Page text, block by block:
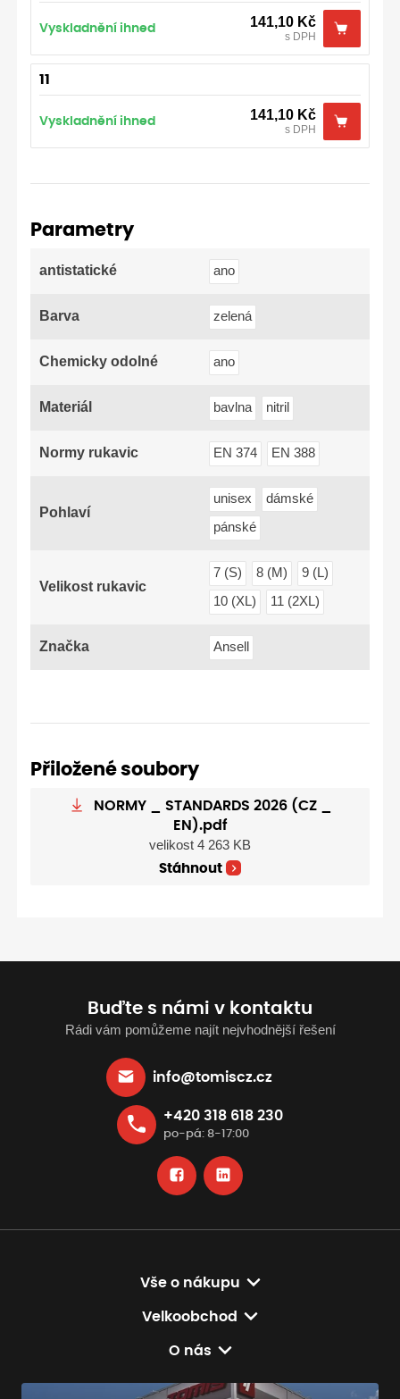
Vyskladnění ihned 141,10 Kč
s DPH
11
Vyskladnění ihned 141,10 Kč
s DPH
Parametry
antistatické ano
Barva zelená
Chemicky odolné ano
Materiál bavlna nitril
Normy rukavic EN 374 EN 388
Pohlaví
unisex
dámské
pánské
Velikost rukavic
7 (S) 8 (M)
9 (L)
10 (XL)
11 (2XL)
Značka Ansell
Přiložené soubory
NORMY _ STANDARDS 2026 (CZ _
EN).pdf
velikost 4 263 KB
Stáhnout
Buďte s námi v kontaktu
Rádi vám pomůžeme najít nejvhodnější řešení
info@tomiscz.cz
+420 318 618 230
po-pá: 8-17:00
Vše o nákupu
Velkoobchod
O nás